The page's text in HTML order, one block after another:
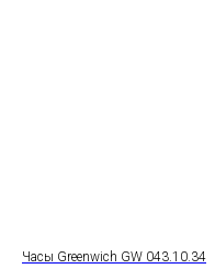
Часы Greenwich GW 043.10.34